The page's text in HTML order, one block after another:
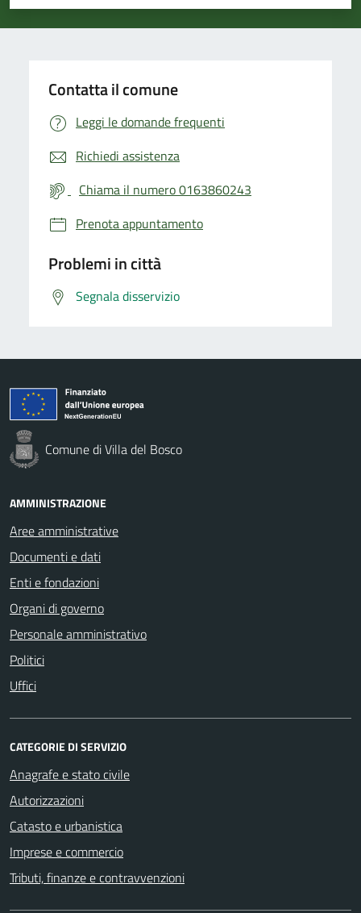
Valuta 5 stelle su 5
Valuta 4 stelle su 5
Valuta 3 stelle su 5
Valuta 2 stelle su 5
Valuta 1 stelle su 5
Contatta il comune
Leggi le domande frequenti
Richiedi assistenza
Chiama il numero 0163860243
Prenota appuntamento
Problemi in città
Segnala disservizio
Comune di Villa del Bosco
AMMINISTRAZIONE
Aree amministrative
Documenti e dati
Enti e fondazioni
Organi di governo
Personale amministrativo
Politici
Uffici
CATEGORIE DI SERVIZIO
Anagrafe e stato civile
Autorizzazioni
Catasto e urbanistica
Imprese e commercio
Tributi, finanze e contravvenzioni